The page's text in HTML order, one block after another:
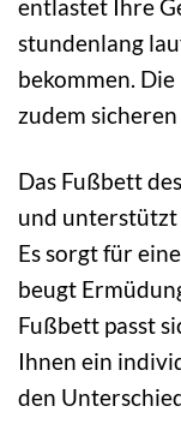
entlastet Ihre
stundenlang
bekommen.
zudem
Das Fußbett
und unterstützt
Es sorgt für
beugt
Fußbett passt
Ihnen ein
den